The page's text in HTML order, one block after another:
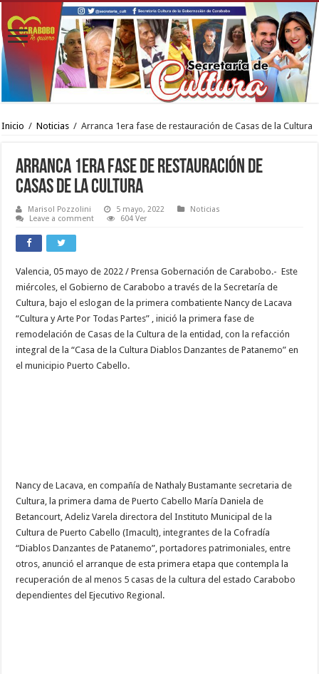
Inicio / Noticias / Arranca 1era fase de restauración de Casas de la Cultura
Arranca 1era fase de restauración de
Casas de la Cultura
Marisol Pozzolini 5 mayo, 2022
Noticias
Leave a comment
604 Ver
Valencia, 05 mayo de 2022 / Prensa Gobernación de Carabobo.- Este
miércoles, el Gobierno de Carabobo a través de la Secretaría de
Cultura, bajo el eslogan de la primera combatiente Nancy de Lacava
“Cultura y Arte Por Todas Partes” , inició la primera fase de
remodelación de Casas de la Cultura de la entidad, con la refacción
integral de la “Casa de la Cultura Diablos Danzantes de Patanemo” en
el municipio Puerto Cabello.
Nancy de Lacava, en compañía de Nathaly Bustamante secretaria de
Cultura, la primera dama de Puerto Cabello María Daniela de
Betancourt, Adeliz Varela directora del Instituto Municipal de la
Cultura de Puerto Cabello (Imacult), integrantes de la Cofradía
“Diablos Danzantes de Patanemo”, portadores patrimoniales, entre
otros, anunció el arranque de esta primera etapa que contempla la
recuperación de al menos 5 casas de la cultura del estado Carabobo
dependientes del Ejecutivo Regional.